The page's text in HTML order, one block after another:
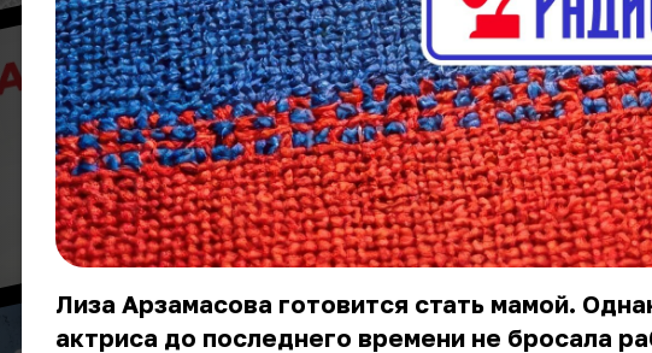
Лиза Арзамасова готовится стать мамой.
актриса до последнего времени не бросала